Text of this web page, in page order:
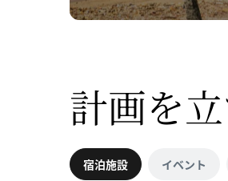
計画を
宿泊施設 イベント